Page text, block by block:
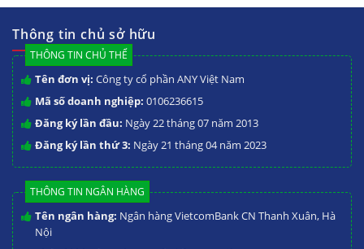
Thông tin chủ sở hữu
THÔNG TIN CHỦ THỂ
Tên đơn vị: Công ty cổ phần ANY Việt Nam
Mã số doanh nghiệp: 0106236615
Đăng ký lần đầu: Ngày 22 tháng 07 năm 2013
Đăng ký lần thứ 3: Ngày 21 tháng 04 năm 2023
THÔNG TIN NGÂN HÀNG
Tên ngân hàng: Ngân hàng VietcomBank CN Thanh Xuân, Hà
Nội